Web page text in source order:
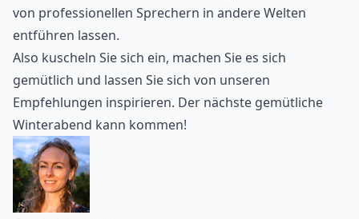
von professionellen Sprechern in andere Welten
entführen lassen.
Also kuscheln Sie sich ein, machen Sie es sich
gemütlich und lassen Sie sich von unseren
Empfehlungen inspirieren. Der nächste gemütliche
Winterabend kann kommen!